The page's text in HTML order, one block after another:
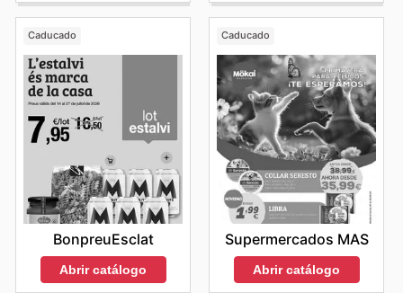
Caducado
BonpreuEsclat
Abrir catálogo
Caducado
Supermercados MAS
Abrir catálogo